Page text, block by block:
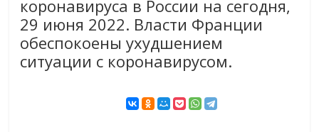
коронавируса в России на сегодня,
29 июня 2022. Власти Франции
обеспокоены ухудшением
ситуации с коронавирусом.